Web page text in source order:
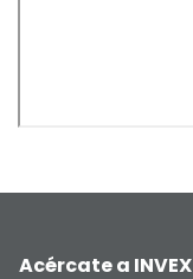
Acércate a INVEX